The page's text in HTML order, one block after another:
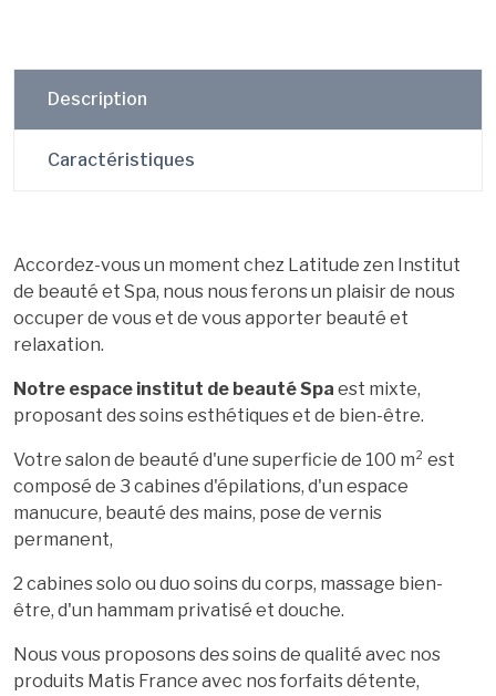
Description
Caractéristiques
Accordez-vous un moment chez Latitude zen Institut
de beauté et Spa, nous nous ferons un plaisir de nous
occuper de vous et de vous apporter beauté et
relaxation.
Notre espace institut de beauté Spa est mixte,
proposant des soins esthétiques et de bien-être.
Votre salon de beauté d'une superficie de 100 m² est
composé de 3 cabines d'épilations, d'un espace
manucure, beauté des mains, pose de vernis
permanent,
2 cabines solo ou duo soins du corps, massage bien-
être, d'un hammam privatisé et douche.
Nous vous proposons des soins de qualité avec nos
produits Matis France avec nos forfaits détente,